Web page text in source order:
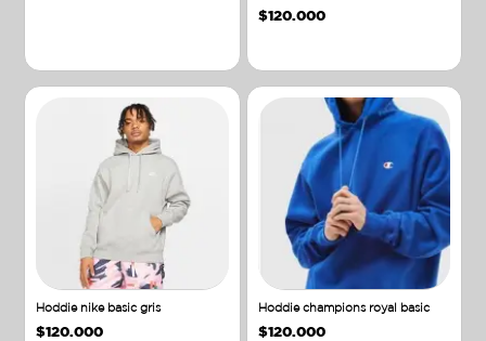
$120.000
Hoddie nike basic gris
$120.000
Hoddie champions royal basic
$120.000